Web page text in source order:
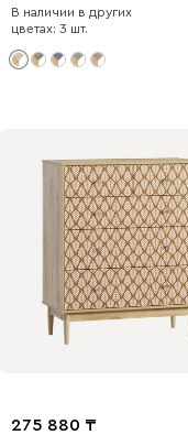
В наличии в других
цветах: 3 шт.
275 880